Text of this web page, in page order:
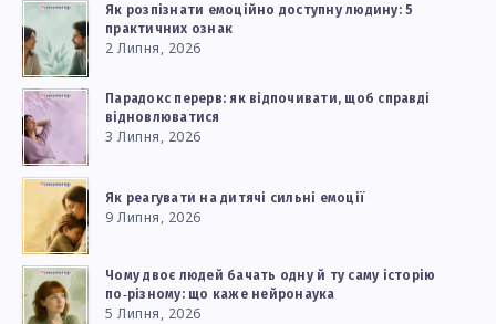
Як розпізнати емоційно доступну людину: 5
практичних ознак
2 Липня, 2026
Парадокс перерв: як відпочивати, щоб справді
відновлюватися
3 Липня, 2026
Як реагувати на дитячі сильні емоції
9 Липня, 2026
Чому двоє людей бачать одну й ту саму історію
по‑різному: що каже нейронаука
5 Липня, 2026